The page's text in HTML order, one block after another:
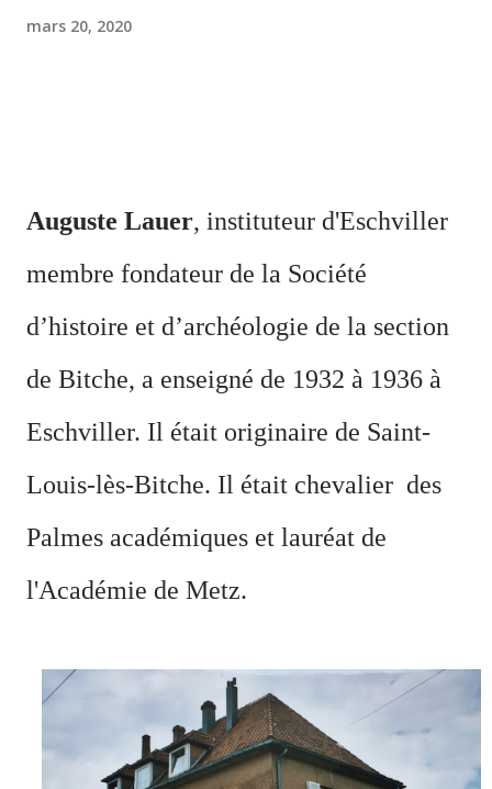
mars 20, 2020
Auguste Lauer, instituteur d'Eschviller
membre fondateur de la Société
d’histoire et d’archéologie de la section
de Bitche, a enseigné de 1932 à 1936 à
Eschviller. Il était originaire de Saint-
Louis-lès-Bitche. Il était chevalier des
Palmes académiques et lauréat de
l'Académie de Metz.